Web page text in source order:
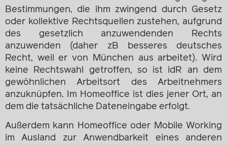
Bestimmungen, die ihm zwingend durch Gesetz
oder kollektive Rechtsquellen zustehen, aufgrund
des gesetzlich anzuwendenden Rechts
anzuwenden (daher zB besseres deutsches
Recht, weil er von München aus arbeitet). Wird
keine Rechtswahl getroffen, so ist idR an dem
gewöhnlichen Arbeitsort des Arbeitnehmers
anzuknüpfen. Im Homeoffice ist dies jener Ort, an
dem die tatsächliche Dateneingabe erfolgt.
Außerdem kann Homeoffice oder Mobile Working
im Ausland zur Anwendbarkeit eines anderen